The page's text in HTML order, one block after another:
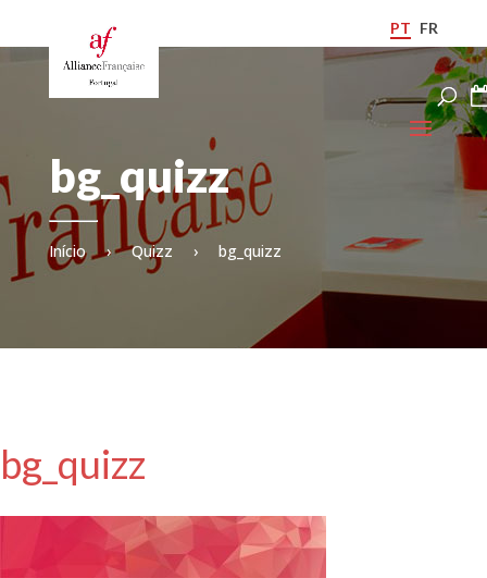
PT FR
bg_quizz
Início › Quizz › bg_quizz
bg_quizz